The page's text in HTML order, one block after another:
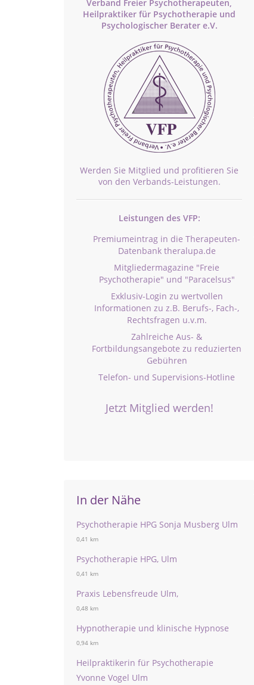
Verband Freier Psychotherapeuten,
Heilpraktiker für Psychotherapie und
Psychologischer Berater e.V.
Werden Sie Mitglied und profitieren Sie
von den Verbands-Leistungen.
Leistungen des VFP:
Premiumeintrag in die Therapeuten-
Datenbank theralupa.de
Mitgliedermagazine "Freie
Psychotherapie" und "Paracelsus"
Exklusiv-Login zu wertvollen
Informationen zu z.B. Berufs-, Fach-,
Rechtsfragen u.v.m.
Zahlreiche Aus- &
Fortbildungsangebote zu reduzierten
Gebühren
Telefon- und Supervisions-Hotline
Jetzt Mitglied werden!
In der Nähe
Psychotherapie HPG Sonja Musberg Ulm
0,41 km
Psychotherapie HPG, Ulm
0,41 km
Praxis Lebensfreude Ulm,
0,48 km
Hypnotherapie und klinische Hypnose
0,94 km
Heilpraktikerin für Psychotherapie
Yvonne Vogel Ulm